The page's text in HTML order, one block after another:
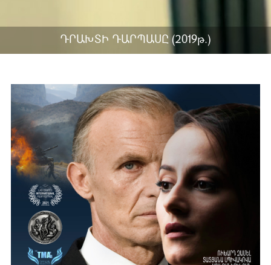
ԴՐԱԽՏԻ ԴԱՐՊԱՍԸ (2019թ.)